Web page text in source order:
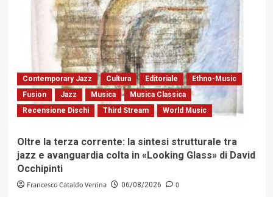
Contemporary Jazz Cultura Editoriale
Ethno-Music
Fusion
Jazz Musica
Musica Classica
Recensione Dischi
Third Stream World Music
Oltre la terza corrente: la sintesi strutturale tra
jazz e avanguardia colta in «Looking Glass» di David
Occhipinti
Francesco Cataldo Verrina 06/08/2026 0